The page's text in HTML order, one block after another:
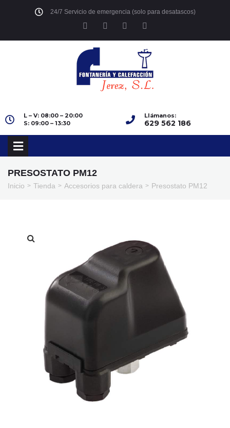
24/7 Servicio de emergencia (solo para desatascos)
L – V: 08:00 – 20:00
S: 09:00 – 13:30
Llámanos:
629 562 186
PRESOSTATO PM12
Inicio > Tienda > Accesorios para caldera > Presostato PM12